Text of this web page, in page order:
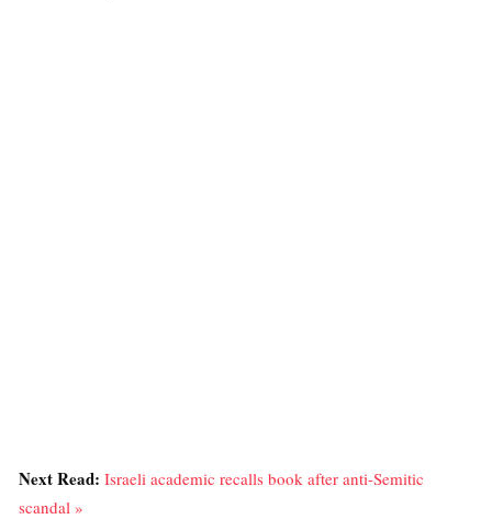
Next Read: Israeli academic recalls book after anti-Semitic
scandal »